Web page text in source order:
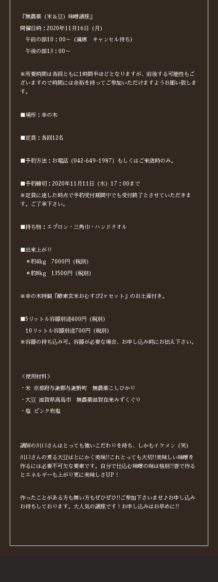
『無農薬（米＆豆）味噌講座』
開催日時：2020年11月16日（月）
午前の部10：00～（満席 キャンセル待ち）
午後の部13：00～
※所要時間は各回ともに1時間半ほどとなりますが、前後する可能性もご
ざいますので時間には余裕を持ってご参加いただけますようお願い致しま
す。
■場所：幸の木
■定員：各回12名
■予約方法：お電話（042-649-1987）もしくはご来店時のみ。
■予約締切：2020年11月11日（水）17：00まで
※定員に達した時点で予約受付期間中でも受付終了とさせていただきま
す。ご了承下さい。
■持ち物：エプロン・三角巾・ハンドタオル
■出来上がり
＊約4kg 7000円（税別）
＊約8kg 13500円（税別）
※幸の木特製『酵素玄米おむすび2ヶセット』のお土産付き。
■5リットル容器別途400円（税別）
10リットル容器別途700円（税別）
※容器の持ち込み可。容器が必要な場合、お申し込み時にお伝え下さい。
＜使用材料＞
・米 京都府与謝郡与謝野町 無農薬こしひかり
・大豆 滋賀県高島市 無農薬滋賀在来みずくぐり
・塩 ピンク岩塩
講師の川口さんはとっても強いこだわりを持ち、しかもイケメン（笑）
川口さんの煮る大豆はとにかく美味!!これとっても大切!!美味しい味噌を
作るには必要不可欠な要素です。自分で仕込む味噌の味は格別!!皆で作る
とエネルギーも上がり更に美味しさUP！
作ったことがある方も無い方もぜひぜひ!!ご参加下さいませ♪お申し込み
お待ちしております。大人気の講座です！お申し込みはお早めに!!